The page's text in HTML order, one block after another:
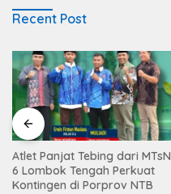
Recent Post
Atlet Panjat Tebing dari MTsN
6 Lombok Tengah Perkuat
Kontingen di Porprov NTB